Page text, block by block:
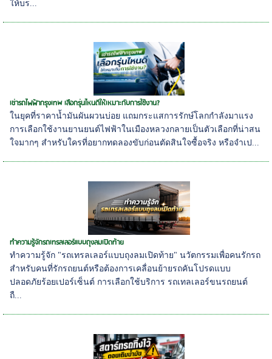
ให้บร...
เช่ารถไฟฟ้ากรุงเทพ เลือกรุ่นไหนดีให้เหมาะกับการใช้งาน?
ในยุคที่ราคาน้ำมันผันผวนบ่อย แถมกระแสการรักษ์โลกกำลังมาแรง
การเลือกใช้งานยานยนต์ไฟฟ้าในเมืองหลวงกลายเป็นตัวเลือกที่น่าสน
ใจมากๆ สำหรับใครที่อยากทดลองขับก่อนตัดสินใจซื้อจริง หรือจำเป...
ทำความรู้จักรถเทรลเลอร์แบบถุงลมเปิดท้าย
ทำความรู้จัก "รถเทรลเลอร์แบบถุงลมเปิดท้าย" นวัตกรรมเพื่อคนรักรถ
สำหรับคนที่รักรถยนต์หรือต้องการเคลื่อนย้ายรถคันโปรดแบบ
ปลอดภัยร้อยเปอร์เซ็นต์ การเลือกใช้บริการ รถเทลเลอร์ขนรถยนต์
ถื...